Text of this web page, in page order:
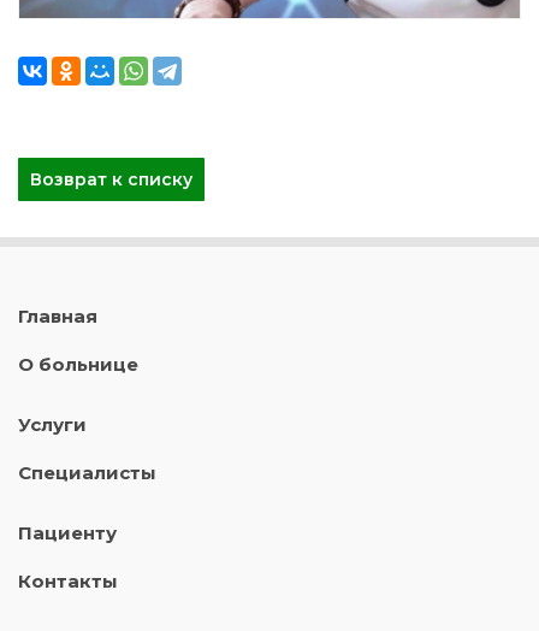
Возврат к списку
Главная
О больнице
Услуги
Специалисты
Пациенту
Контакты